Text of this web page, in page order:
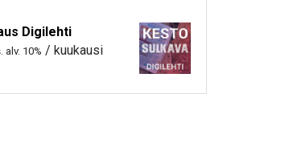
Digilehti
alv. 10% / kuukausi